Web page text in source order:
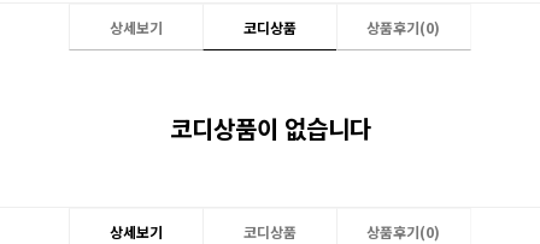
상세보기 코디상품 상품후기(0)
코디상품이 없습니다
상세보기 코디상품 상품후기(0)